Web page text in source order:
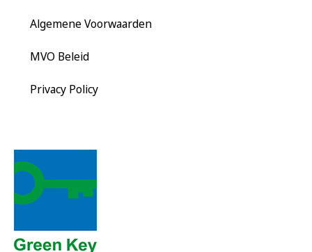
Algemene Voorwaarden
MVO Beleid
Privacy Policy